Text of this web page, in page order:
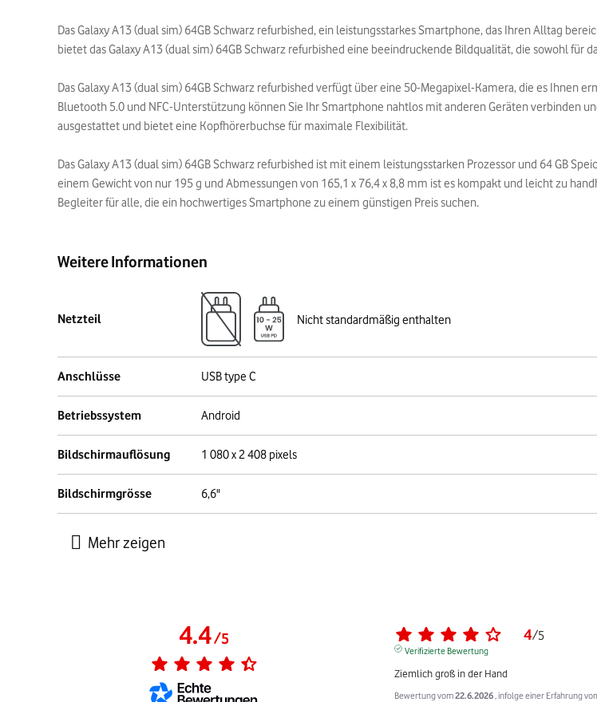
Das Galaxy A13 (dual sim) 64GB Schwarz refurbished, ein leistungsstarkes Smartphone, das Ihren Alltag
bietet das Galaxy A13 (dual sim) 64GB Schwarz refurbished eine beeindruckende Bildqualität, die sowohl für
Das Galaxy A13 (dual sim) 64GB Schwarz refurbished verfügt über eine 50-Megapixel-Kamera, die es
Bluetooth 5.0 und NFC-Unterstützung können Sie Ihr Smartphone nahtlos mit anderen Geräten verbinden
ausgestattet und bietet eine Kopfhörerbuchse für maximale Flexibilität.
Das Galaxy A13 (dual sim) 64GB Schwarz refurbished ist mit einem leistungsstarken Prozessor und 64 GB
einem Gewicht von nur 195 g und Abmessungen von 165,1 x 76,4 x 8,8 mm ist es kompakt und leicht zu
Begleiter für alle, die ein hochwertiges Smartphone zu einem günstigen Preis suchen.
Weitere Informationen
Netzteil Nicht standardmäßig enthalten
Anschlüsse USB type C
Betriebssystem Android
Bildschirmauflösung 1 080 x 2 408 pixels
Bildschirmgrösse 6,6"
4.4/5 4/5
Verifizierte Bewertung
Ziemlich groß in der Hand
Bewertung vom22.6.2026 , infolge einer Erfahrung